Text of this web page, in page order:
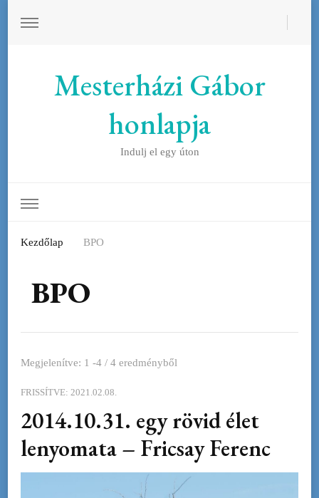
Mesterházi Gábor
honlapja
Indulj el egy úton
Kezdőlap BPO
BPO
Megjelenítve: 1 -4 / 4 eredményből
FRISSÍTVE: 2021.02.08.
2014.10.31. egy rövid élet
lenyomata – Fricsay Ferenc